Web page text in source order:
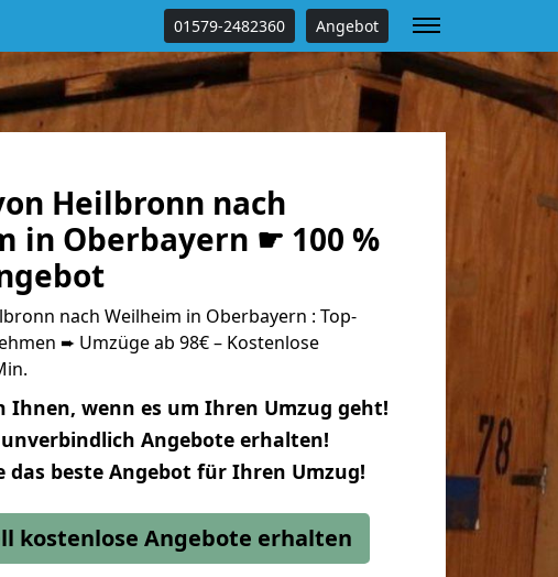
01579-2482360 Angebot
Heilbronn nach
in Oberbayern ☛ 100 %
nach Weilheim in Oberbayern : Top-
➨ Umzüge ab 98€ – Kostenlose
Ihnen, wenn es um Ihren Umzug geht!
Angebote erhalten!
das beste Angebot für Ihren Umzug!
kostenlose Angebote erhalten